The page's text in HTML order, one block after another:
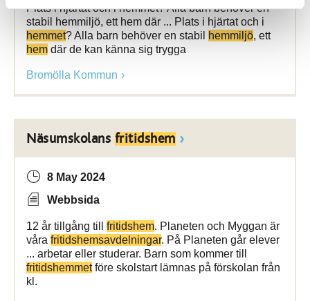
Plats i hjärtat och i hemmet? Alla barn behöver en
stabil hemmiljö, ett hem där ... Plats i hjärtat och i
hemmet? Alla barn behöver en stabil hemmiljö, ett
hem där de kan känna sig trygga
Bromölla Kommun
Näsumskolans fritidshem
8 May 2024
Webbsida
12 år tillgång till fritidshem. Planeten och Myggan är
våra fritidshemsavdelningar. På Planeten går elever
... arbetar eller studerar. Barn som kommer till
fritidshemmetföre skolstart lämnas på förskolan från
kl.